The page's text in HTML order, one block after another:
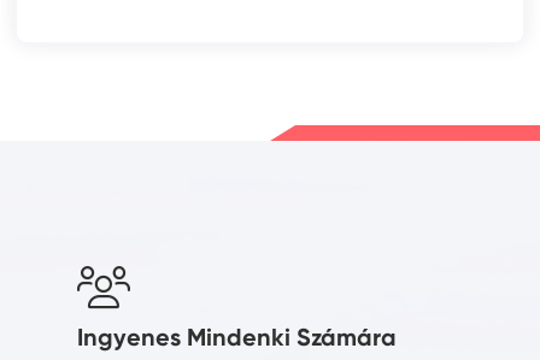
Ingyenes Mindenki Számára